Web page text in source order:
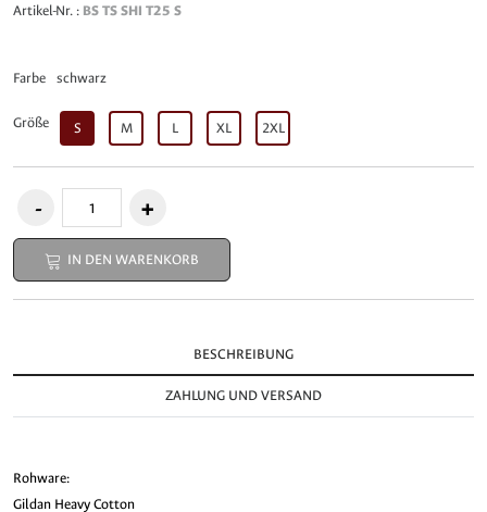
Artikel-Nr. : BS TS SHI T25 S
Farbe schwarz
Größe S M L XL 2XL
IN DEN WARENKORB
BESCHREIBUNG
ZAHLUNG UND VERSAND
Rohware:
Gildan Heavy Cotton